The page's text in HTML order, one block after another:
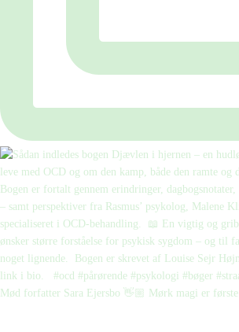
Mød forfatter Sara Ejersbo 👋🏼 Mørk magi er første